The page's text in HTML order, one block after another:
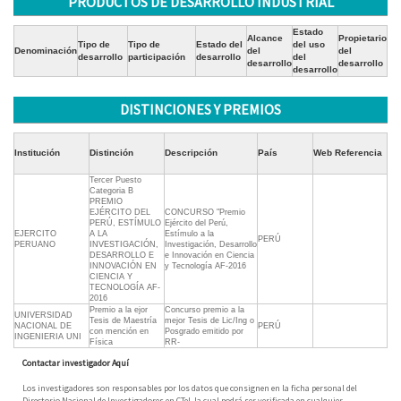
Denominación
Tipo de
desarrollo
Tipo de
participación
Estado del
desarrollo
Alcance
del
desarrollo
Estado
del uso
del
desarrollo
Propietario
del
desarrollo
DISTINCIONES Y PREMIOS
Institución Distinción Descripción País Web Referencia
EJERCITO
PERUANO
Tercer Puesto
Categoria B
PREMIO
EJÉRCITO DEL
PERÚ, ESTÍMULO
A LA
INVESTIGACIÓN,
DESARROLLO E
INNOVACIÓN EN
CIENCIA Y
TECNOLOGÍA AF-
2016
CONCURSO "Premio
Ejército del Perú,
Estímulo a la
Investigación, Desarrollo
e Innovación en Ciencia
y Tecnología AF-2016
PERÚ
UNIVERSIDAD
NACIONAL DE
INGENIERIA UNI
Premio a la ejor
Tesis de Maestría
con mención en
Física
Concurso premio a la
mejor Tesis de Lic/Ing o
Posgrado emitido por
RR-
PERÚ
Contactar investigador Aquí
Los investigadores son responsables por los datos que consignen en la ficha personal del